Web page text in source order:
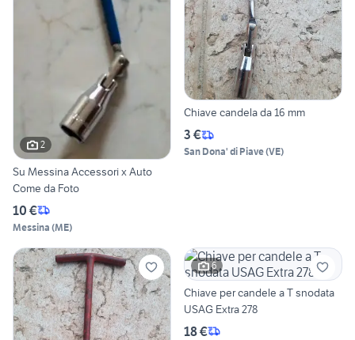
2
Su Messina Accessori x Auto
Come da Foto
10 €
Messina (ME)
Chiave candela da 16 mm
3 €
San Dona' di Piave(VE)
6
Chiave per candele a T snodata
USAG Extra 278
18 €